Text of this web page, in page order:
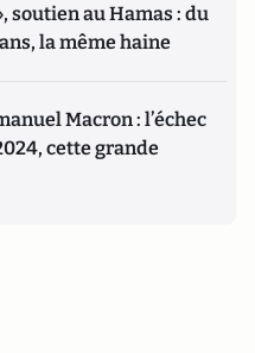
soutien au Hamas : du
la même haine
Macron : l’échec
cette grande